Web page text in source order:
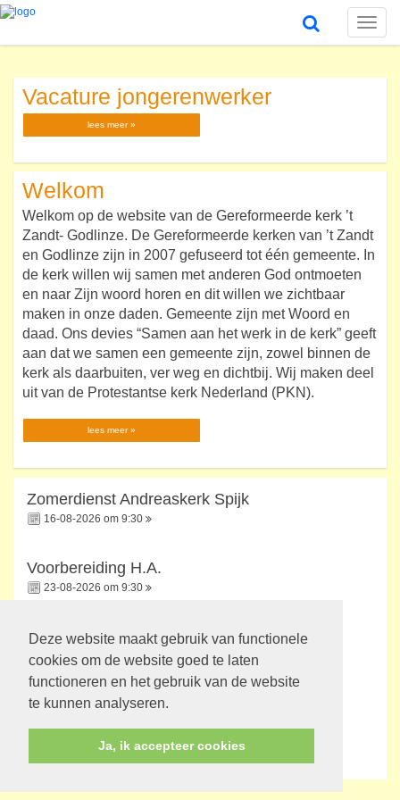
Deze website maakt gebruik van functionele
cookies om de website goed te laten
functioneren en het gebruik van de website
te kunnen analyseren.
Ja, ik accepteer cookies
Toggle
Vacature jongerenwerker
lees meer »
Welkom
Welkom op de website van de Gereformeerde kerk ’t
Zandt- Godlinze. De Gereformeerde kerken van ’t Zandt
en Godlinze zijn in 2007 gefuseerd tot één gemeente. In
de kerk willen wij samen met anderen God ontmoeten
en naar Zijn woord horen en dit willen we zichtbaar
maken in onze daden. Gemeente zijn met Woord en
daad. Ons devies “Samen aan het werk in de kerk” geeft
aan dat we samen een gemeente zijn, zowel binnen de
kerk als daarbuiten, ver weg en dichtbij. Wij maken deel
uit van de Protestantse kerk Nederland (PKN).
lees meer »
Zomerdienst Andreaskerk Spijk
16-08-2026 om 9:30
Voorbereiding H.A.
23-08-2026 om 9:30
H.A.
30-08-2026 om 9:30
Startzondag